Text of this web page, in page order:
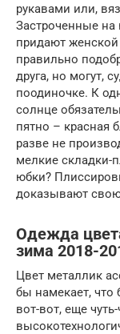
рукавами или,
Застроченные на
придают
правильно
друга, но могут,
поодиночке. К
солнце
пятно – красная
разве не
мелкие складки-
юбки?
доказывают
Одежда
зима 2018-
Цвет металлик
бы намекает, что
вот-вот, еще